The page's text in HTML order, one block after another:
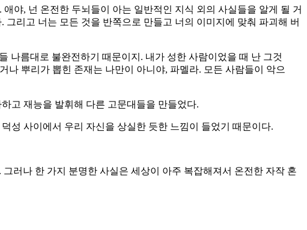
야, 넌 온전한 두뇌들이 아는 일반적인 지식 외의 사실들을 알게 될 거
리고 너는 모든 것을 반쪽으로 만들고 너의 이미지에 맞춰 파괴해 버
나름대로 불완전하기 때문이지. 내가 성한 사람이었을 때 난 그것
뿌리가 뽑힌 존재는 나만이 아니야, 파멜라. 모든 사람들이 악으
고 재능을 발휘해 다른 고문대들을 만들었다.
성 사이에서 우리 자신을 상실한 듯한 느낌이 들었기 때문이다.
러나 한 가지 분명한 사실은 세상이 아주 복잡해져서 온전한 자작 혼